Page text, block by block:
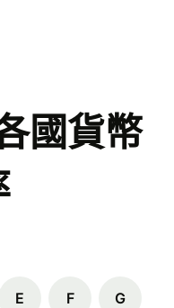
國貨幣
E F G